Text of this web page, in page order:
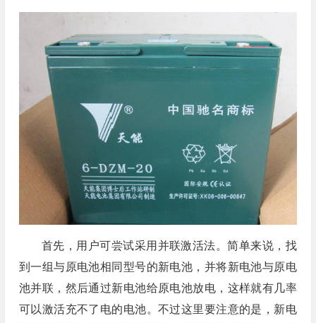
首先，用户可尝试采用并联激活法。简单来说，找
到一组与原电池相同型号的新电池，并将新电池与原电
池并联，然后通过新电池给原电池放电，这样就有几率
可以激活充不了电的电池。不过这里要注意的是，新电